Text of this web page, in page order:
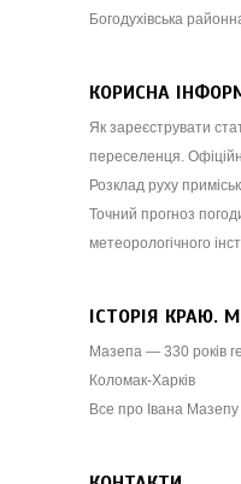
Богодухівська
КОРИСНА
Як зареєструвати
переселенця.
Розклад руху
Точний прогноз
метеорологічного
ІСТОРІЯ КРАЮ.
Мазепа — 330 років
Коломак-Харків
Все про Івана Мазепу